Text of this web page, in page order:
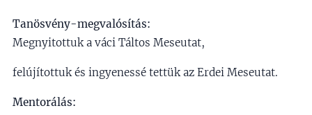
Tanösvény-megvalósítás:
Megnyitottuk a váci Táltos Meseutat,
felújítottuk és ingyenessé tettük az Erdei Meseutat.
Mentorálás: